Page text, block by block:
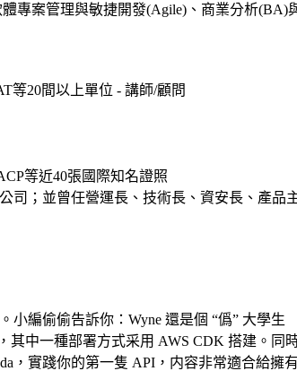
專案管理與敏捷開發(Agile)、商業分析(BA)
20間以上單位 - 講師/顧問
等近40張國際知名證照
；並曾任營運長、技術長、資安長、產品
小編偷偷告訴你：Wyne 還是個 “僞” 大學生
其中一種部署方式采用 AWS CDK 搭建。
，實踐你的第一隻 API，内容非常適合給